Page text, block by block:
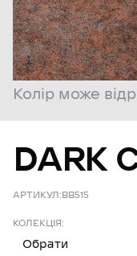
Колір може
DARK
АРТИКУЛ:BB515
КОЛЕКЦІЯ:
Обрати